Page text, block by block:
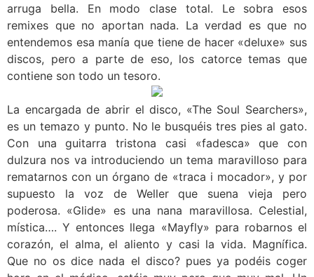
arruga bella. En modo clase total. Le sobra esos
remixes que no aportan nada. La verdad es que no
entendemos esa manía que tiene de hacer «deluxe» sus
discos, pero a parte de eso, los catorce temas que
contiene son todo un tesoro.
La encargada de abrir el disco, «The Soul Searchers»,
es un temazo y punto. No le busquéis tres pies al gato.
Con una guitarra tristona casi «fadesca» que con
dulzura nos va introduciendo un tema maravilloso para
rematarnos con un órgano de «traca i mocador», y por
supuesto la voz de Weller que suena vieja pero
poderosa. «Glide» es una nana maravillosa. Celestial,
mística…. Y entonces llega «Mayfly» para robarnos el
corazón, el alma, el aliento y casi la vida. Magnífica.
Que no os dice nada el disco? pues ya podéis coger